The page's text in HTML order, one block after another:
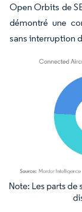
Open Orbits de
démontré une
sans interruption
Image © Mordor